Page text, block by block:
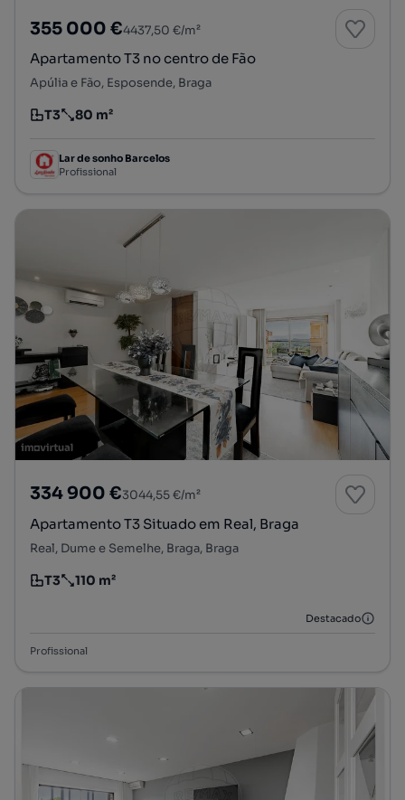
355 000 €4437,50 €/m²
Apartamento T3 no centro de Fão
Apúlia e Fão, Esposende, Braga
Tipologia
T3
Preço por metro quadrado
80 m²
Lar de sonho Barcelos
Profissional
334 900 €3044,55 €/m²
Apartamento T3 Situado em Real, Braga
Real, Dume e Semelhe, Braga, Braga
Tipologia
T3
Preço por metro quadrado
110 m²
Destacado
Profissional